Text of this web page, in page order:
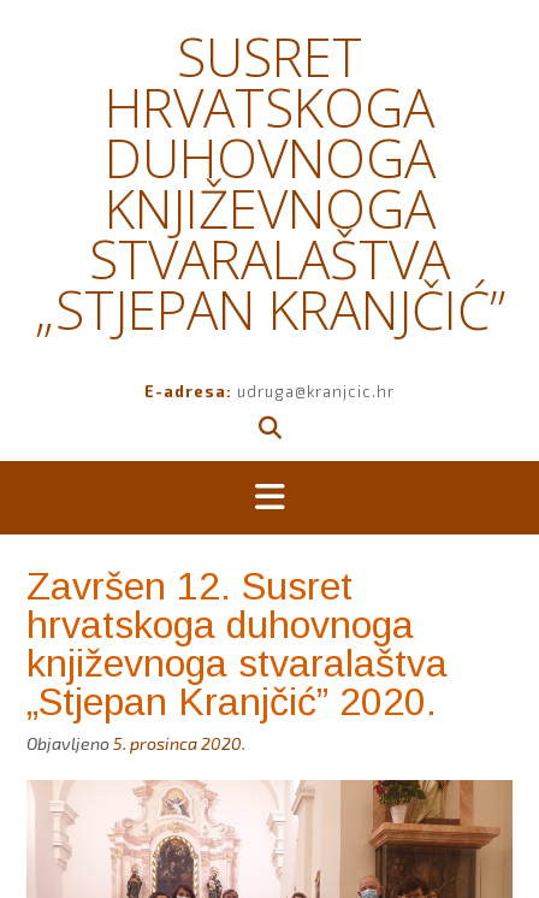
SUSRET
HRVATSKOGA
DUHOVNOGA
KNJIŽEVNOGA
STVARALAŠTVA
„STJEPAN KRANJČIĆ”
E-adresa: udruga@kranjcic.hr
Završen 12. Susret
hrvatskoga duhovnoga
književnoga stvaralaštva
„Stjepan Kranjčić” 2020.
Objavljeno5. prosinca 2020.